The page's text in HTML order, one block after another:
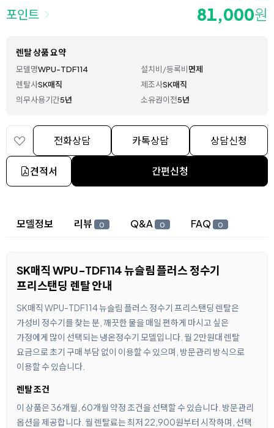
포인트 81,000원
렌탈 상품 요약
모델명WPU-TDF114 설치비/등록비면제
렌탈사SK매직 제조사SK매직
의무사용기간5년 소유권이전5년
전화상담 카톡상담 상담신청
견적서 간편신청
상세 정보
모델정보 리뷰 0 Q&A 0 FAQ 0
SK매직 WPU-TDF114 뉴슬림 플러스 정수기
프리스탠딩 렌탈 안내
SK매직 WPU-TDF114 뉴슬림 플러스 정수기 프리스탠딩 렌탈은
가성비 정수기를 찾는 분, 깨끗한 물을 매일 편하게 마시고 싶은
가정에게 많이 선택되는 냉온정수기 모델입니다. 월 2만원대 렌탈
요금으로 초기 구매 부담 없이 이용할 수 있으며, 방문관리 방식으로
이용할 수 있습니다.
렌탈 조건
이 상품은 36개월, 60개월 약정 조건을 선택할 수 있습니다. 방문관리
옵션을 제공합니다. 월 렌탈료는 최저 22,900원부터 시작하며, 선택